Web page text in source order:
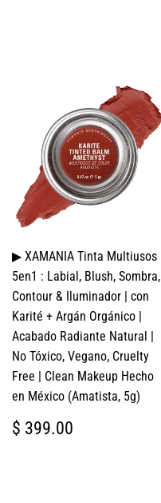
▶ XAMANIA Tinta Multiusos
5en1 : Labial, Blush, Sombra,
Contour & Iluminador | con
Karité + Argán Orgánico |
Acabado Radiante Natural |
No Tóxico, Vegano, Cruelty
Free | Clean Makeup Hecho
en México (Amatista, 5g)
PRECIO
HABITUAL
$ 399.00